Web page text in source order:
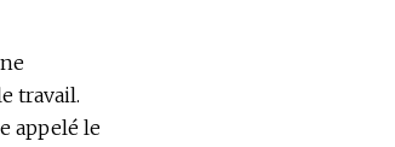
travail.
appelé le